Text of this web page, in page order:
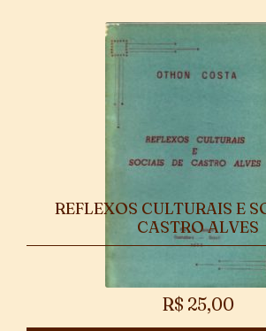
REFLEXOS CULTURAIS E
CASTRO ALVES
R$ 25,00